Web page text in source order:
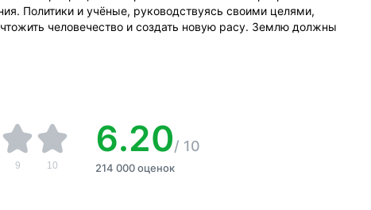
Политики и учёные, руководствуясь своими целями,
человечество и создать новую расу. Землю должны
9 10
6.20/ 10
214 000 оценок